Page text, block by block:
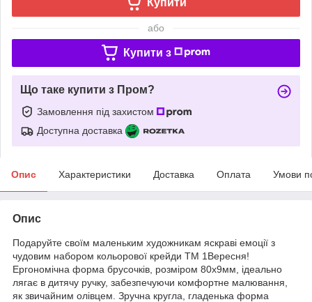
або
Купити з
Що таке купити з Пром?
Замовлення під захистом
Доступна доставка
Опис Характеристики Доставка Оплата Умови
Опис
Подаруйте своїм маленьким художникам яскраві емоції з
чудовим набором кольорової крейди ТМ 1Вересня!
Ергономічна форма брусочків, розміром 80х9мм, ідеально
лягає в дитячу ручку, забезпечуючи комфортне малювання,
як звичайним олівцем. Зручна кругла, гладенька форма